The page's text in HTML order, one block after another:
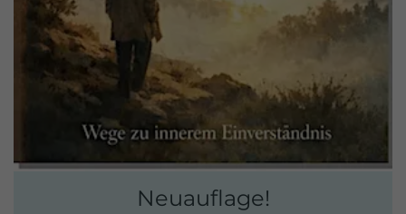
Neuauflage!